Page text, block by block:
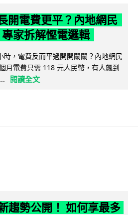
開電費更平？內地網民
家拆解慳電邏輯
時，電費反而平過開開關關？內地網民
月電費只需 118 元人民幣，有人飆到
閱讀全文
趨勢公開！ 如何享最多